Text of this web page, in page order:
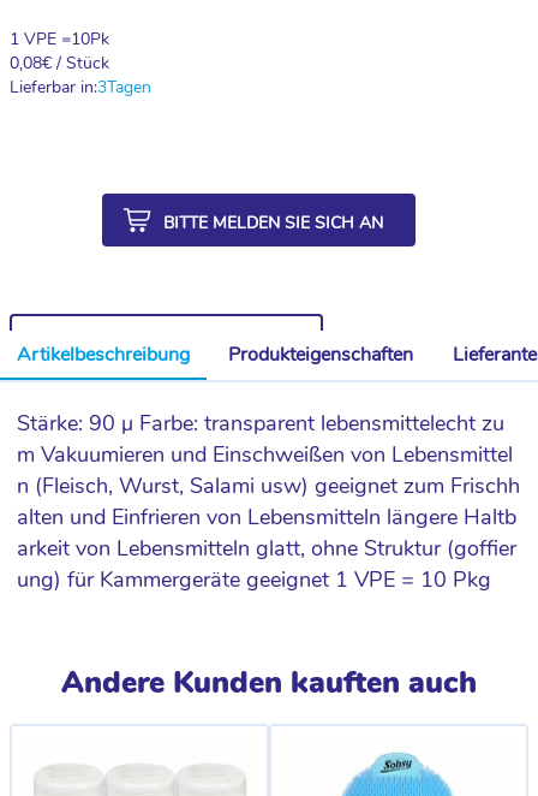
1 VPE =10Pk
0,08€ / Stück
Lieferbar in:3Tagen
BITTE MELDEN SIE SICH AN
Artikelbeschreibung Produkteigenschaften
Stärke: 90 µ Farbe: transparent lebensmittelecht zu
m Vakuumieren und Einschweißen von Lebensmittel
n (Fleisch, Wurst, Salami usw) geeignet zum Frischh
alten und Einfrieren von Lebensmitteln längere Haltb
arkeit von Lebensmitteln glatt, ohne Struktur (goffier
ung) für Kammergeräte geeignet 1 VPE = 10 Pkg
Andere Kunden kauften auch